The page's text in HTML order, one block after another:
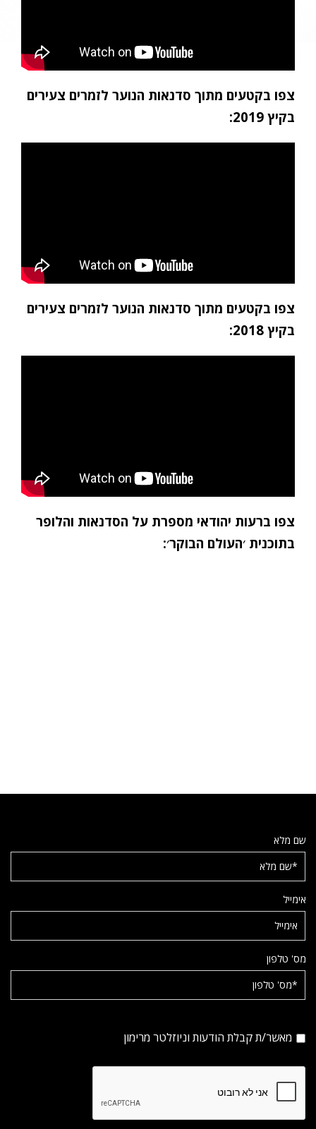
צפו בקטעים מתוך סדנאות הנוער לזמרים צעירים
בקיץ 2019:
צפו בקטעים מתוך סדנאות הנוער לזמרים צעירים
בקיץ 2018:
צפו ברעות יהודאי מספרת על הסדנאות והלופר
בתוכנית ׳העולם הבוקר׳:
שם מלא
אימייל
מס' טלפון
מאשר/ת קבלת הודעות וניוזלטר מרימון